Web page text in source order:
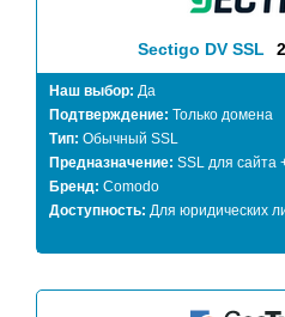
Sectigo DV SSL
Наш выбор: Да
Подтверждение: Только домена
Тип: Обычный SSL
Предназначение: SSL для сайта
Бренд: Comodo
Доступность: Для юридических